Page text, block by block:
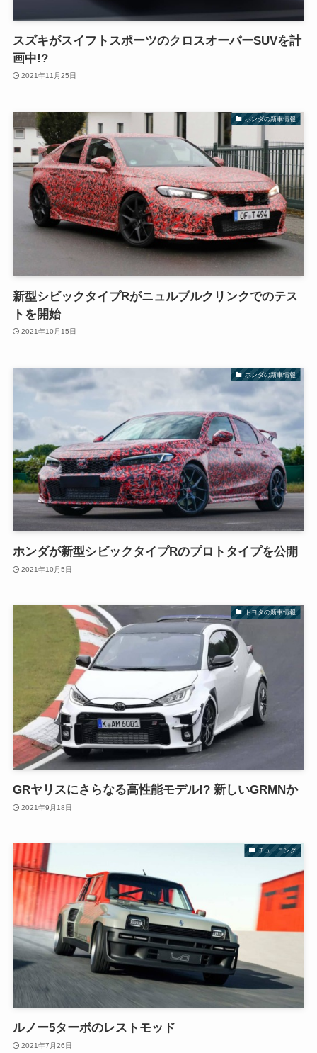
スズキがスイフトスポーツのクロスオーバーSUVを計
画中!?
2021年11月25日
ホンダの新車情報
新型シビックタイプRがニュルブルクリンクでのテス
トを開始
2021年10月15日
ホンダの新車情報
ホンダが新型シビックタイプRのプロトタイプを公開
2021年10月5日
トヨタの新車情報
GRヤリスにさらなる高性能モデル!? 新しいGRMNか
2021年9月18日
チューニング
ルノー5ターボのレストモッド
2021年7月26日